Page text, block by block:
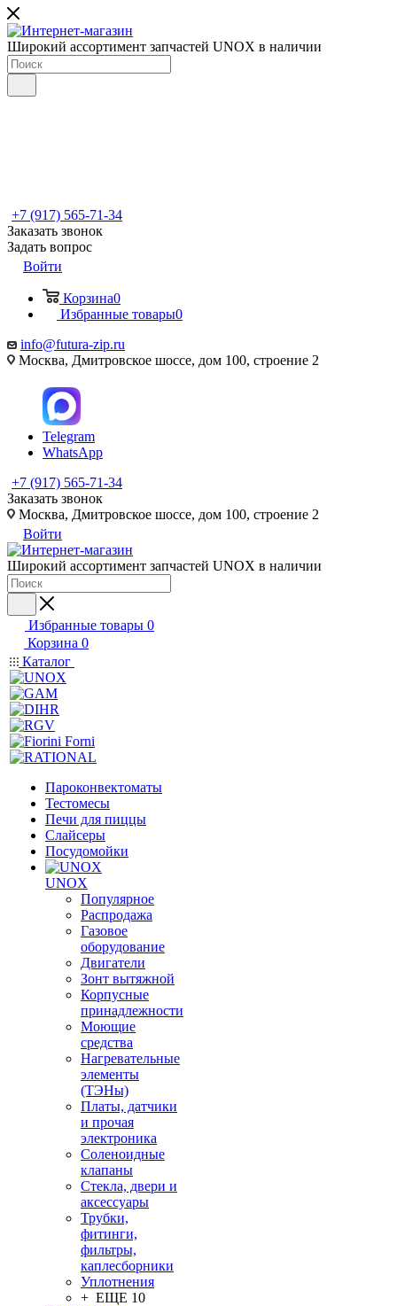
Широкий ассортимент запчастей UNOX в наличии
+7 (917) 565-71-34
Заказать звонок
Задать вопрос
Войти
Корзина0
Избранные товары0
info@futura-zip.ru
Москва, Дмитровское шоссе, дом 100, строение 2
Telegram
WhatsApp
+7 (917) 565-71-34
Заказать звонок
Москва, Дмитровское шоссе, дом 100, строение 2
Войти
Широкий ассортимент запчастей UNOX в наличии
Избранные товары 0
Корзина 0
Каталог
Пароконвектоматы
Тестомесы
Печи для пиццы
Слайсеры
Посудомойки
UNOX
Популярное
Распродажа
Газовое
оборудование
Двигатели
Зонт вытяжной
Корпусные
принадлежности
Моющие
средства
Нагревательные
элементы
(ТЭНы)
Платы, датчики
и прочая
электроника
Соленоидные
клапаны
Стекла, двери и
аксессуары
Трубки,
фитинги,
фильтры,
каплесборники
Уплотнения
+ ЕЩЕ 10